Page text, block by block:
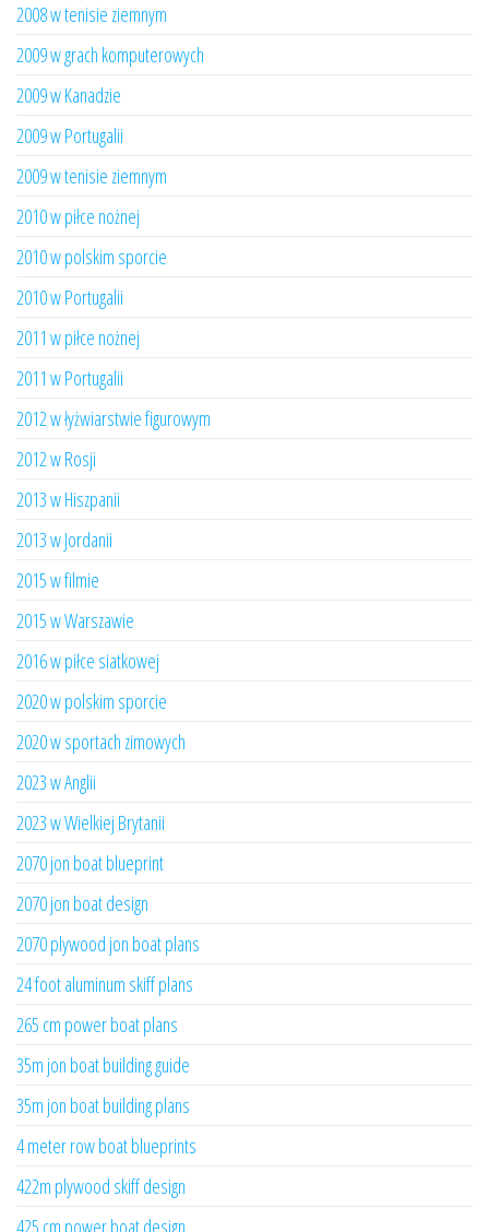
2008 w tenisie ziemnym
2009 w grach komputerowych
2009 w Kanadzie
2009 w Portugalii
2009 w tenisie ziemnym
2010 w piłce nożnej
2010 w polskim sporcie
2010 w Portugalii
2011 w piłce nożnej
2011 w Portugalii
2012 w łyżwiarstwie figurowym
2012 w Rosji
2013 w Hiszpanii
2013 w Jordanii
2015 w filmie
2015 w Warszawie
2016 w piłce siatkowej
2020 w polskim sporcie
2020 w sportach zimowych
2023 w Anglii
2023 w Wielkiej Brytanii
2070 jon boat blueprint
2070 jon boat design
2070 plywood jon boat plans
24 foot aluminum skiff plans
265 cm power boat plans
35m jon boat building guide
35m jon boat building plans
4 meter row boat blueprints
422m plywood skiff design
425 cm power boat design